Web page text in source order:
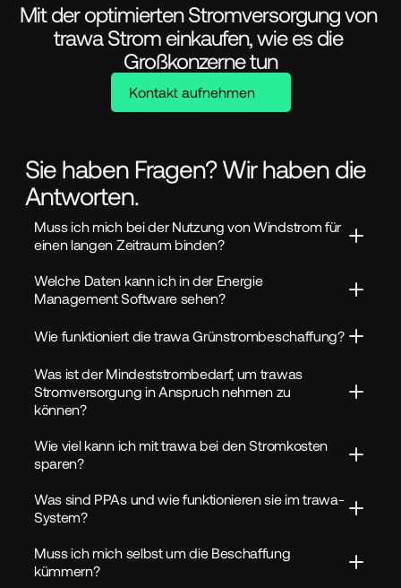
Mit der optimierten Stromversorgung von
trawa Strom einkaufen, wie es die
Großkonzerne tun
Kontakt aufnehmen
Sie haben Fragen? Wir haben die
Antworten.
Muss ich mich bei der Nutzung von Windstrom für
einen langen Zeitraum binden?
Welche Daten kann ich in der Energie
Management Software sehen?
Wie funktioniert die trawa Grünstrombeschaffung?
Was ist der Mindeststrombedarf, um trawas
Stromversorgung in Anspruch nehmen zu
können?
Wie viel kann ich mit trawa bei den Stromkosten
sparen?
Was sind PPAs und wie funktionieren sie im trawa-
System?
Muss ich mich selbst um die Beschaffung
kümmern?